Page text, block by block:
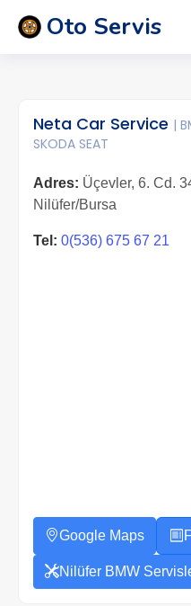
Oto Servis
Neta Car Service |
SKODA SEAT
Adres: Üçevler, 6. Cd.
Nilüfer/Bursa
Tel: 0(536) 675 67 21
Google Maps
Nilüfer BMW